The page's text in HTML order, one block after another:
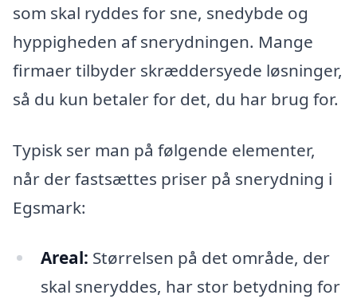
som skal ryddes for sne, snedybde og
hyppigheden af snerydningen. Mange
firmaer tilbyder skræddersyede løsninger,
så du kun betaler for det, du har brug for.
Typisk ser man på følgende elementer,
når der fastsættes priser på snerydning i
Egsmark:
Areal: Størrelsen på det område, der
skal sneryddes, har stor betydning for